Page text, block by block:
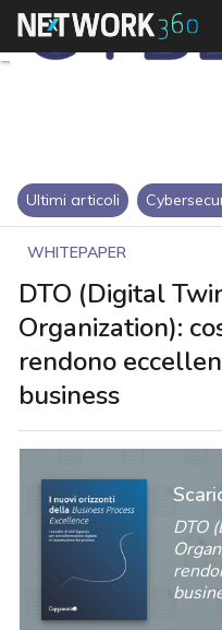
Ultimi articoli
WHITEPAPER
DTO (Digital
Organization):
rendono
business
DTO